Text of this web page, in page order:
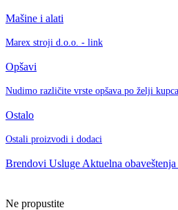
Mašine i alati
Marex stroji d.o.o. - link
Opšavi
Nudimo različite vrste opšava po želji kupca
Ostalo
Ostali proizvodi i dodaci
Brendovi Usluge Aktuelna obaveštenja
Ne propustite